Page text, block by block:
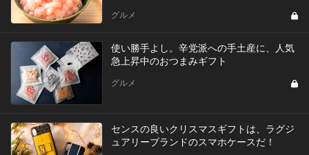
グルメ
使い勝手よし。辛党派への手土産に、人気
急上昇中のおつまみギフト
グルメ
センスの良いクリスマスギフトは、ラグジ
ュアリーブランドのスマホケースだ！